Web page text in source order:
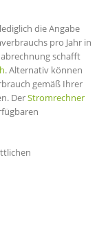
die Angabe
pro Jahr in
schafft
. Alternativ können
gemäß Ihrer
DerStromrechner